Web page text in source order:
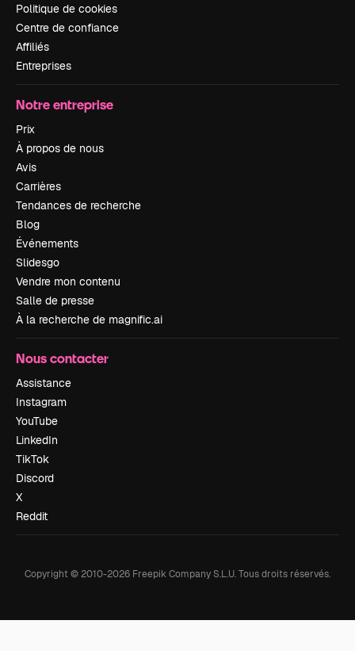
Politique de cookies
Centre de confiance
Affiliés
Entreprises
Notre entreprise
Prix
À propos de nous
Avis
Carrières
Tendances de recherche
Blog
Événements
Slidesgo
Vendre mon contenu
Salle de presse
À la recherche de magnific.ai
Nous contacter
Assistance
Instagram
YouTube
LinkedIn
TikTok
Discord
X
Reddit
Copyright © 2010-2026 Freepik Company S.L.U.Tous droits réservés.